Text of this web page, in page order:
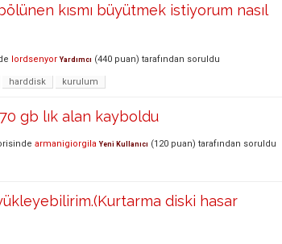
kısmı büyütmek istiyorum nasıl
lordsenyor Yardımcı (440 puan) tarafından soruldu
harddisk kurulum
gb lık alan kayboldu
armanigiorgila Yeni Kullanıcı (120 puan) tarafından soruldu
diski hasar